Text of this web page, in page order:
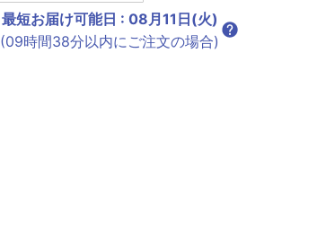
最短お届け可能日 : 08月11日(火)
(09時間38分以内にご注文の場合)